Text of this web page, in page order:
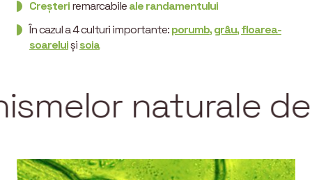
Creșteriremarcabileale randamentului
În cazul a 4 culturi importante:porumb,grâu,floarea-
soareluișisoia
naturale de